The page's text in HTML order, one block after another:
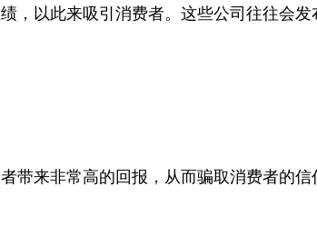
，以此来吸引消费者。这些公司往往会
来非常高的回报，从而骗取消费者的